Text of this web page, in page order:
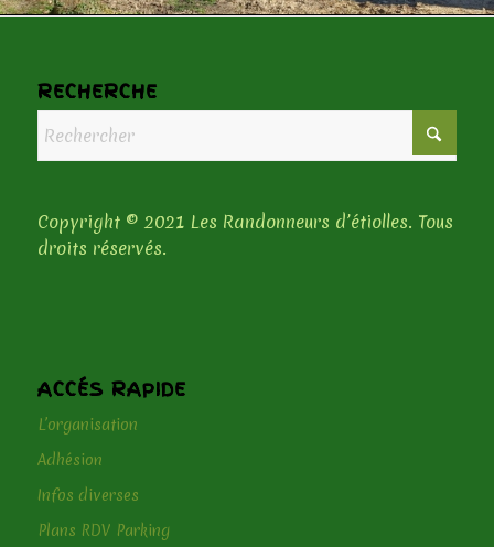
RECHERCHE
Copyright © 2021 Les Randonneurs d’étiolles. Tous
droits réservés.
ACCÉS RAPIDE
L’organisation
Adhésion
Infos diverses
Plans RDV Parking